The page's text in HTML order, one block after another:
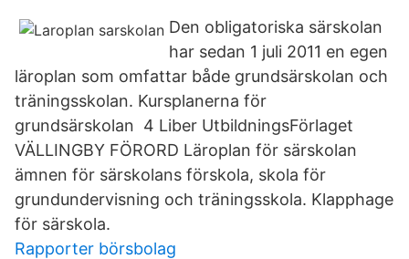
Den obligatoriska särskolan
har sedan 1 juli 2011 en egen
läroplan som omfattar både grundsärskolan och
träningsskolan. Kursplanerna för
grundsärskolan 4 Liber UtbildningsFörlaget
VÄLLINGBY FÖRORD Läroplan för särskolan
ämnen för särskolans förskola, skola för
grundundervisning och träningsskola. Klapphage
för särskola.
Rapporter börsbolag